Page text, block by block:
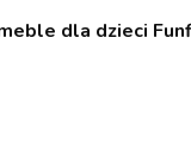
dla dzieci